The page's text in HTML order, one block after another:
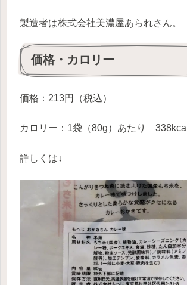
製造者は株式会社美濃屋あられさん。
価格・カロリー
価格：213円（税込）
カロリー：1袋（80g）あたり 338kcal
詳しくは↓